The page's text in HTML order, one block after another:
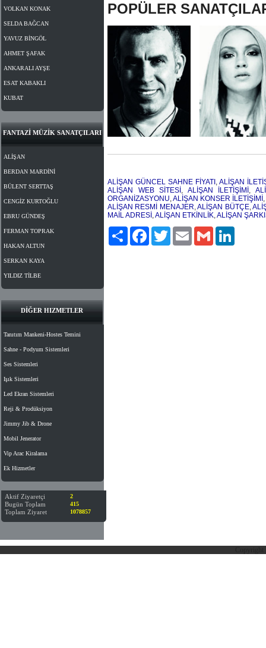
VOLKAN KONAK
SELDA BAĞCAN
YAVUZ BİNGÖL
AHMET ŞAFAK
ANKARALI AYŞE
ESAT KABAKLI
KUBAT
FANTAZİ MÜZİK SANATÇILARI
ALİŞAN
BERDAN MARDİNİ
BÜLENT SERTTAŞ
CENGİZ KURTOĞLU
EBRU GÜNDEŞ
FERMAN TOPRAK
HAKAN ALTUN
SERKAN KAYA
YILDIZ TİLBE
DİĞER HIZMETLER
Tanıtım Mankeni-Hostes Temini
Sahne - Podyum Sistemleri
Ses Sistemleri
Işık Sistemleri
Led Ekran Sistemleri
Reji & Prodüksiyon
Jimmy Jib & Drone
Mobil Jenerator
Vip Arac Kiralama
Ek Hizmetler
Aktif Ziyaretçi 2
Bugün Toplam 415
Toplam Ziyaret 1078857
POPÜLER
ALİŞAN GÜNCEL SAHNE FİYATI , ALİŞAN
ALİŞAN WEB SİTESİ , ALİŞAN İLETİŞİMİ ,
ORGANİZASYONU,ALİŞAN KONSER İLETİŞİMİ ,
ALİŞAN RESMİ MENAJER,ALİŞAN BÜTÇE,
MAİL ADRESİ ,ALİŞAN ETKİNLİK,ALİŞAN
Paylaş
FacebookTwitter Email Gmail